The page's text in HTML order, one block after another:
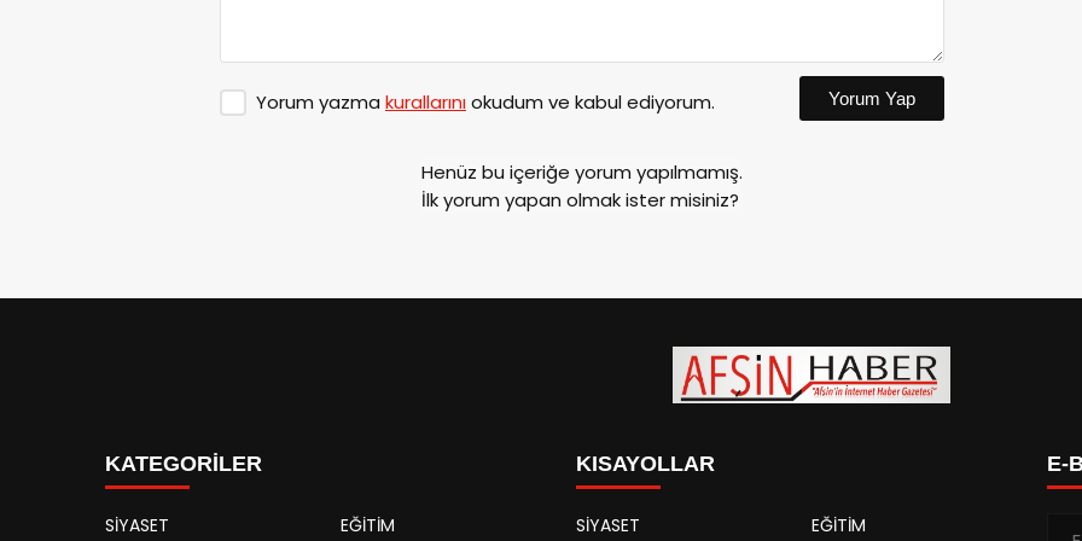
Yorum yazma kurallarınıokudum ve kabul ediyorum. Yorum Yap
Henüz bu içeriğe yorum yapılmamış.
İlk yorum yapan olmak ister misiniz?
KATEGORİLER
SİYASET
EĞİTİM
KISAYOLLAR
SİYASET
EĞİTİM
E-